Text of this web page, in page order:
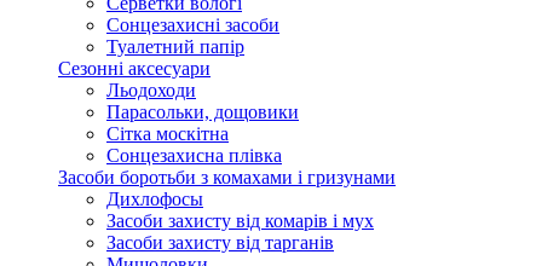
Сонцезахисні засоби
Туалетний папір
Сезонні аксесуари
Льодоходи
Парасольки, дощовики
Сітка москітна
Сонцезахисна плівка
Засоби боротьби з комахами і гризунами
Дихлофосы
Засоби захисту від комарів і мух
Засоби захисту від тарганів